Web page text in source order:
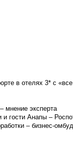
в отелях 3* с
мнение эксперта
и гости Анапы –
– бизнес-